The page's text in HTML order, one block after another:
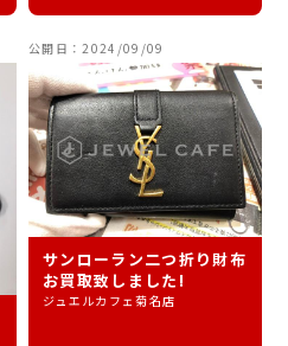
公開日：2024/09/09
サンローラン二つ折り財布
お買取致しました!
ジュエルカフェ菊名店